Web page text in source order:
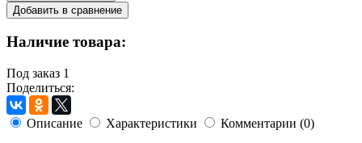
Добавить в сравнение
Наличие товара:
Под заказ 1
Поделиться:
Описание Характеристики
Комментарии (0)